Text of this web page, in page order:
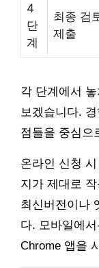
4
단
계
최종 검
제출
각 단계에서
보겠습니다.
점들을 중심으
온라인 신청
지가 제대로
최신버전이나
다. 모바일에
Chrome 앱을